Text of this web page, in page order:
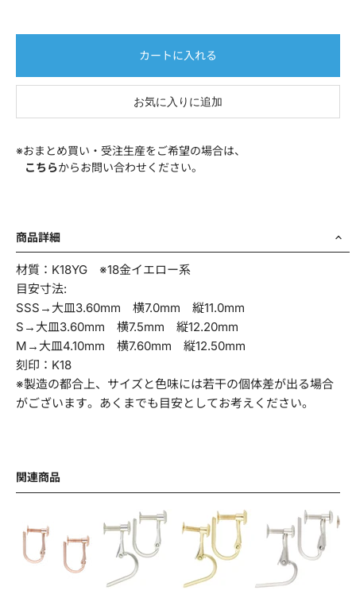
お問い合わせ項目 *
お問い合わせ内容
添付ファイル
【添付可能な形式：JPG・JPEG・PNG・GIF・SVG】、【サイズ
上限：30MB】
カートに入れる
お気に入りに追加
※おまとめ買い・受注生産をご希望の場合は、
こちらからお問い合わせください。
商品詳細
材質：K18YG ※18金イエロー系
目安寸法:
SSS→大皿3.60mm 横7.0mm 縦11.0mm
S→大皿3.60mm 横7.5mm 縦12.20mm
M→大皿4.10mm 横7.60mm 縦12.50mm
刻印：K18
※製造の都合上、サイズと色味には若干の個体差が出る場合
がございます。あくまでも目安としてお考えください。
関連商品